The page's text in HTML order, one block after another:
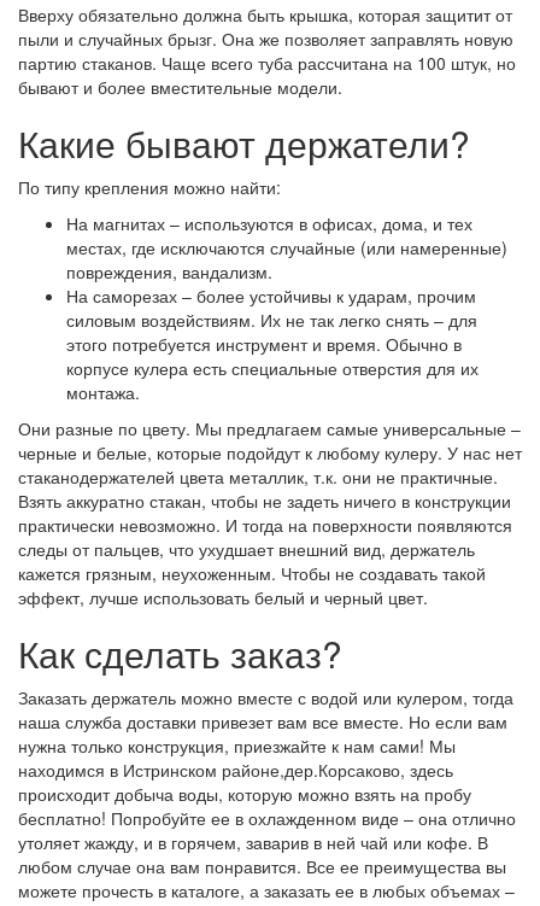
Вверху обязательно должна быть крышка, которая защитит от
пыли и случайных брызг. Она же позволяет заправлять новую
партию стаканов. Чаще всего туба рассчитана на 100 штук, но
бывают и более вместительные модели.
Какие бывают держатели?
По типу крепления можно найти:
На магнитах – используются в офисах, дома, и тех
местах, где исключаются случайные (или намеренные)
повреждения, вандализм.
На саморезах – более устойчивы к ударам, прочим
силовым воздействиям. Их не так легко снять – для
этого потребуется инструмент и время. Обычно в
корпусе кулера есть специальные отверстия для их
монтажа.
Они разные по цвету. Мы предлагаем самые универсальные –
черные и белые, которые подойдут к любому кулеру. У нас нет
стаканодержателей цвета металлик, т.к. они не практичные.
Взять аккуратно стакан, чтобы не задеть ничего в конструкции
практически невозможно. И тогда на поверхности появляются
следы от пальцев, что ухудшает внешний вид, держатель
кажется грязным, неухоженным. Чтобы не создавать такой
эффект, лучше использовать белый и черный цвет.
Как сделать заказ?
Заказать держатель можно вместе с водой или кулером, тогда
наша служба доставки привезет вам все вместе. Но если вам
нужна только конструкция, приезжайте к нам сами! Мы
находимся в Истринском районе,дер.Корсаково, здесь
происходит добыча воды, которую можно взять на пробу
бесплатно! Попробуйте ее в охлажденном виде – она отлично
утоляет жажду, и в горячем, заварив в ней чай или кофе. В
любом случае она вам понравится. Все ее преимущества вы
можете прочесть в каталоге, а заказать ее в любых объемах –